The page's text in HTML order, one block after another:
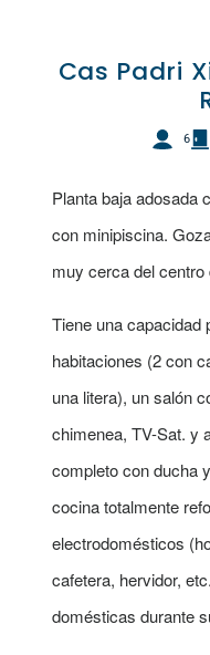
Cas Padri
6
Planta baja adosada
con minipiscina.
muy cerca del
Tiene una capacidad
habitaciones (2 con
una litera), un salón
chimenea, TV-Sat. y
completo con ducha
cocina totalmente
electrodomésticos
cafetera, hervidor,
domésticas durante